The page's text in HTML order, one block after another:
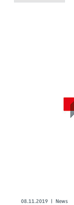
08.11.2019 | News